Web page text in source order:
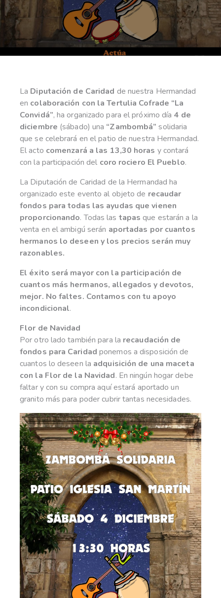
La Diputación de Caridad de nuestra Hermandad
en colaboración con la Tertulia Cofrade “La
Convidá”, ha organizado para el próximo día 4 de
diciembre (sábado) una “Zambombá” solidaria
que se celebrará en el patio de nuestra Hermandad.
El acto comenzará a las 13,30 horas y contará
con la participación del coro rociero El Pueblo.
La Diputación de Caridad de la Hermandad ha
organizado este evento al objeto de recaudar
fondos para todas las ayudas que vienen
proporcionando. Todas las tapas que estarán a la
venta en el ambigú serán aportadas por cuantos
hermanos lo deseen y los precios serán muy
razonables.
El éxito será mayor con la participación de
cuantos más hermanos, allegados y devotos,
mejor. No faltes. Contamos con tu apoyo
incondicional.
Flor de Navidad
Por otro lado también para la recaudación de
fondos para Caridad ponemos a disposición de
cuantos lo deseen la adquisición de una maceta
con la Flor de la Navidad. En ningún hogar debe
faltar y con su compra aquí estará aportado un
granito más para poder cubrir tantas necesidades.